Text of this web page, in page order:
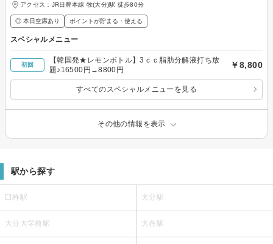
アクセス：JR日豊本線 牧(大分)駅 徒歩80分
◎ 本日空席あり ポイントが貯まる・使える
スペシャルメニュー
初回
【韓国発★レモンボトル】3ｃｃ脂肪分解液打ち放
題♪16500円→8800円
￥8,800
すべてのスペシャルメニューを見る
その他の情報を表示
駅から探す
臼杵駅 大分駅
大分大学前駅 大在駅